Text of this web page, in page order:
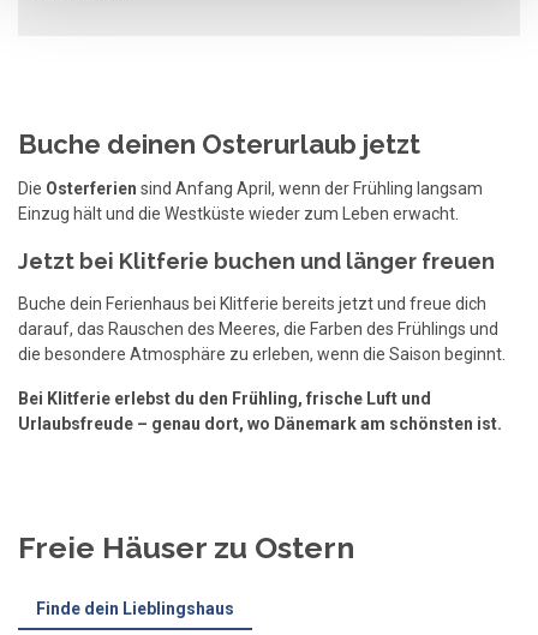
Buche deinen Osterurlaub jetzt
Die Osterferien sind Anfang April, wenn der Frühling langsam
Einzug hält und die Westküste wieder zum Leben erwacht.
Jetzt bei Klitferie buchen und länger freuen
Buche dein Ferienhaus bei Klitferie bereits jetzt und freue dich
darauf, das Rauschen des Meeres, die Farben des Frühlings und
die besondere Atmosphäre zu erleben, wenn die Saison beginnt.
Bei Klitferie erlebst du den Frühling, frische Luft und
Urlaubsfreude – genau dort, wo Dänemark am schönsten ist.
Freie Häuser zu Ostern
Finde dein Lieblingshaus